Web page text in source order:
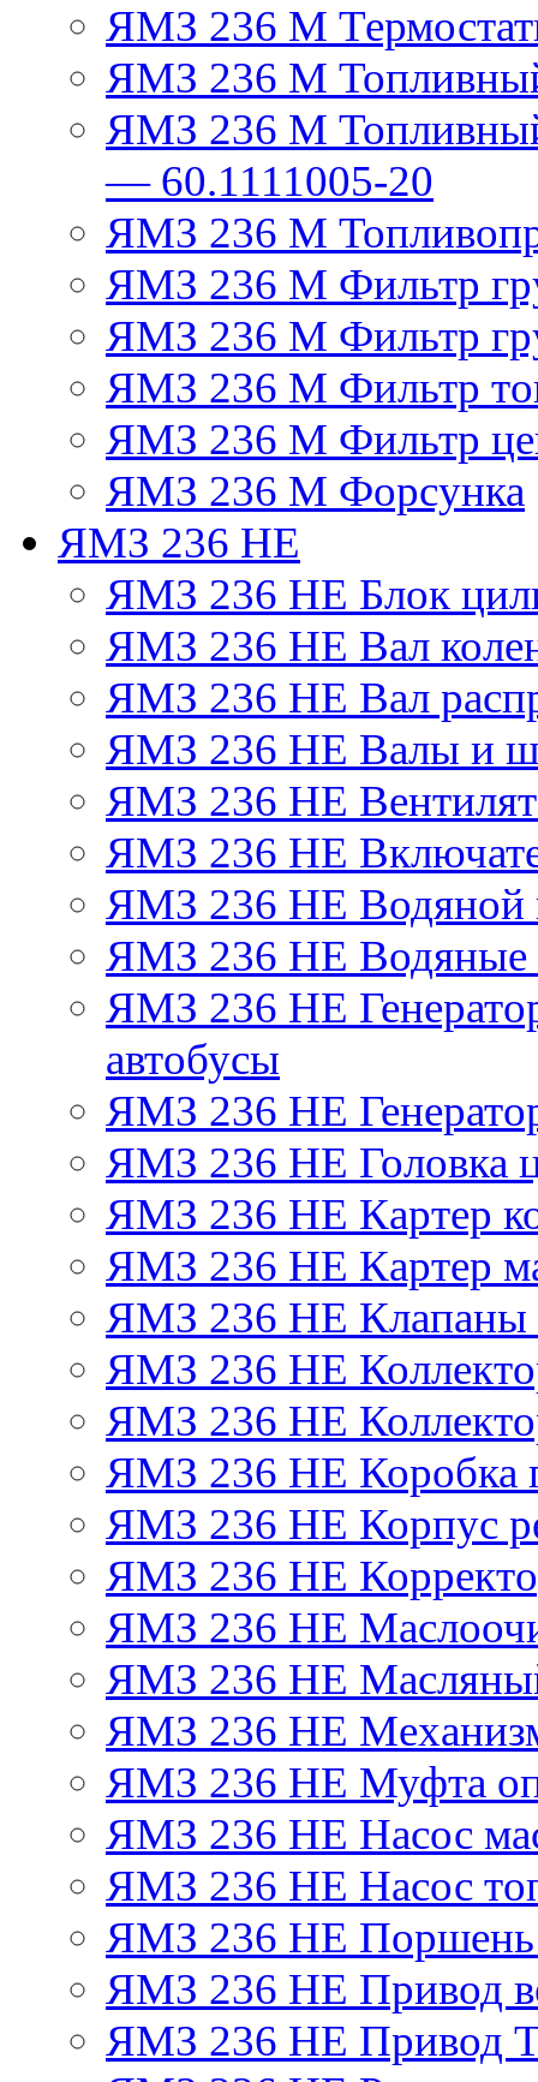
ЯМЗ 236 М
ЯМЗ 236 М
ЯМЗ 236 М
— 60.1111005-20
ЯМЗ 236 М
ЯМЗ 236 М Фильтр
ЯМЗ 236 М Фильтр
ЯМЗ 236 М Фильтр
ЯМЗ 236 М Фильтр
ЯМЗ 236 М Форсунка
ЯМЗ 236 НЕ
ЯМЗ 236 НЕ Блок
ЯМЗ 236 НЕ Вал
ЯМЗ 236 НЕ Вал
ЯМЗ 236 НЕ Валы и
ЯМЗ 236 НЕ
ЯМЗ 236 НЕ
ЯМЗ 236 НЕ Водяной
ЯМЗ 236 НЕ Водяные
ЯМЗ 236 НЕ
автобусы
ЯМЗ 236 НЕ
ЯМЗ 236 НЕ Головка
ЯМЗ 236 НЕ Картер
ЯМЗ 236 НЕ Картер
ЯМЗ 236 НЕ Клапаны
ЯМЗ 236 НЕ
ЯМЗ 236 НЕ
ЯМЗ 236 НЕ Коробка
ЯМЗ 236 НЕ Корпус
ЯМЗ 236 НЕ
ЯМЗ 236 НЕ
ЯМЗ 236 НЕ Масляный
ЯМЗ 236 НЕ
ЯМЗ 236 НЕ Муфта
ЯМЗ 236 НЕ Насос
ЯМЗ 236 НЕ Насос
ЯМЗ 236 НЕ Поршень
ЯМЗ 236 НЕ Привод
ЯМЗ 236 НЕ Привод